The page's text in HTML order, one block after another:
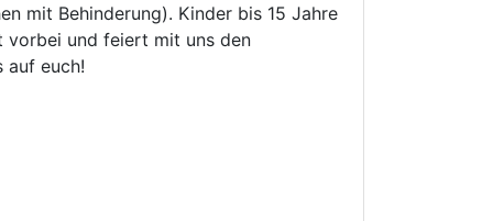
mit Behinderung). Kinder bis 15 Jahre
vorbei und feiert mit uns den
auf euch!